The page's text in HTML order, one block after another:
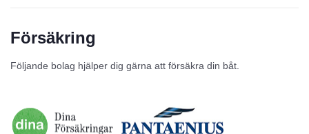
Försäkring
Följande bolag hjälper dig gärna att försäkra din båt.